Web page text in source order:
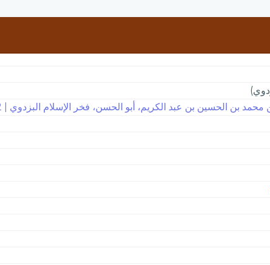
بن الحسين بن عبد الكريم، أبو الحسن، فخر الإسلام البزدوي | 482